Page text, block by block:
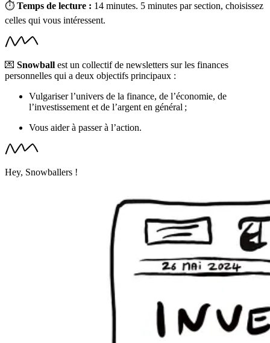
⏱ Temps de lecture : 14 minutes. 5 minutes par section, choisissez
celles qui vous intéressent.
💌 Snowball est un collectif de newsletters sur les finances
personnelles qui a deux objectifs principaux :
Vulgariser l’univers de la finance, de l’économie, de
l’investissement et de l’argent en général ;
Vous aider à passer à l’action.
Hey, Snowballers !